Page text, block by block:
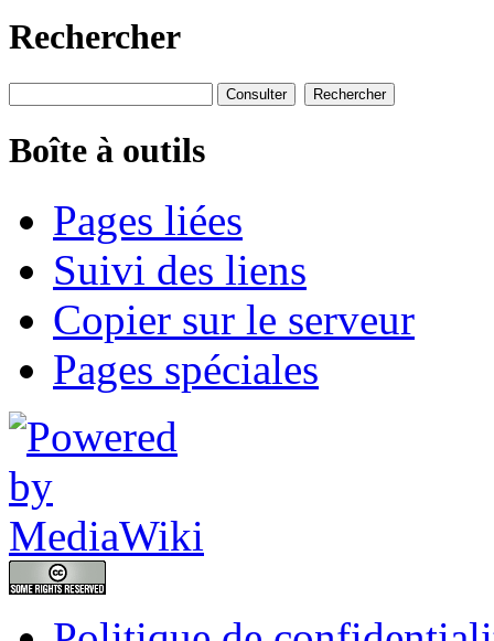
Rechercher
Boîte à outils
Pages liées
Suivi des liens
Copier sur le serveur
Pages spéciales